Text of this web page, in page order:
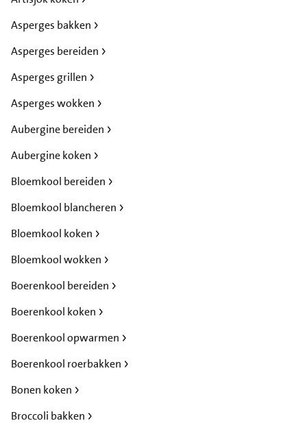
Asperges bakken
Asperges bereiden
Asperges grillen
Asperges wokken
Aubergine bereiden
Aubergine koken
Bloemkool bereiden
Bloemkool blancheren
Bloemkool koken
Bloemkool wokken
Boerenkool bereiden
Boerenkool koken
Boerenkool opwarmen
Boerenkool roerbakken
Bonen koken
Broccoli bakken